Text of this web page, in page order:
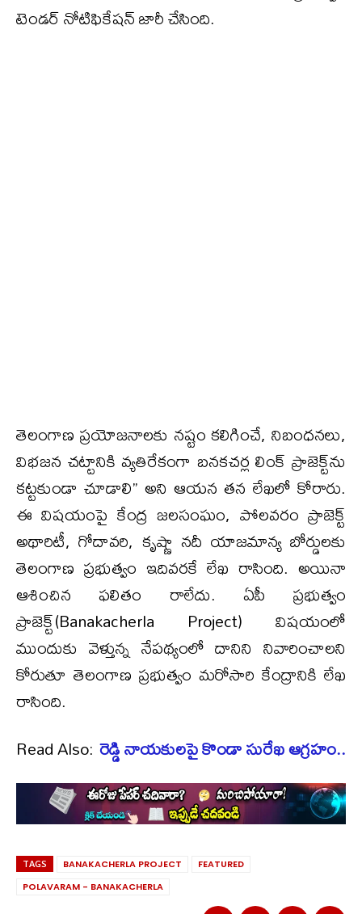
టెండర్ నోటిఫికేషన్ జారీ చేసింది.
తెలంగాణ ప్రయోజనాలకు నష్టం కలిగించే, నిబంధనలు,
విభజన చట్టానికి వ్యతిరేకంగా బనకచర్ల లింక్ ప్రాజెక్ట్‌ను
కట్టకుండా చూడాలి’’ అని ఆయన తన లేఖలో కోరారు.
ఈ విషయంపై కేంద్ర జలసంఘం, పోలవరం ప్రాజెక్ట్
అథారిటీ, గోదావరి, కృష్ణా నదీ యాజమాన్య బోర్డులకు
తెలంగాణ ప్రభుత్వం ఇదివరకే లేఖ రాసింది. అయినా
ఆశించిన ఫలితం రాలేదు. ఏపీ ప్రభుత్వం
ప్రాజెక్ట్(Banakacherla Project) విషయంలో
ముందుకు వెళ్తున్న నేపథ్యంలో దానిని నివారించాలని
కోరుతూ తెలంగాణ ప్రభుత్వం మరోసారి కేంద్రానికి లేఖ
రాసింది.
Read Also: రెడ్డి నాయకులపై కొండా సురేఖ ఆగ్రహం..
TAGS BANAKACHERLA PROJECT
FEATURED
POLAVARAM - BANAKACHERLA